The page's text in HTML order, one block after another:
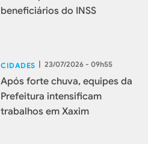
beneficiários do INSS
CIDADES | 23/07/2026 - 09h55
Após forte chuva, equipes da
Prefeitura intensificam
trabalhos em Xaxim